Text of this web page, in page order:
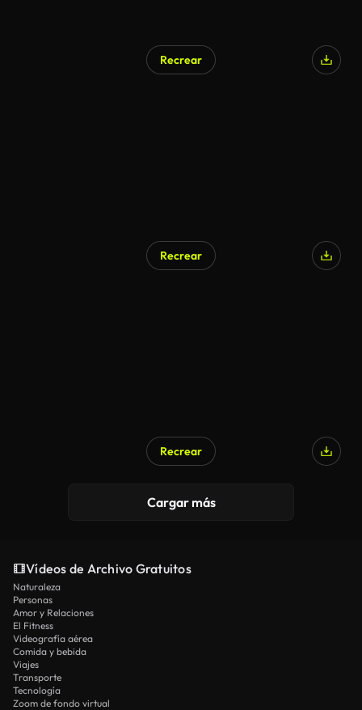
Recrear
Recrear
Recrear
Cargar más
Vídeos de Archivo Gratuitos
Naturaleza
Personas
Amor y Relaciones
El Fitness
Videografía aérea
Comida y bebida
Viajes
Transporte
Tecnología
Zoom de fondo virtual